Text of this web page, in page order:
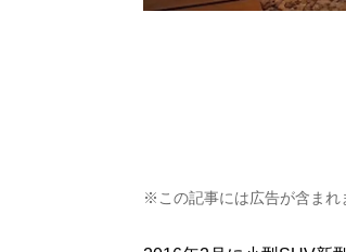
※この記事には広告が含まれ